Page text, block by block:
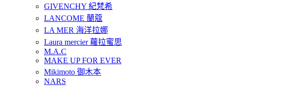
GIVENCHY 紀梵希
LANCOME 蘭蔻
LA MER 海洋拉娜
Laura mercier 蘿拉蜜思
M.A.C
MAKE UP FOR EVER
Mikimoto 御木本
NARS